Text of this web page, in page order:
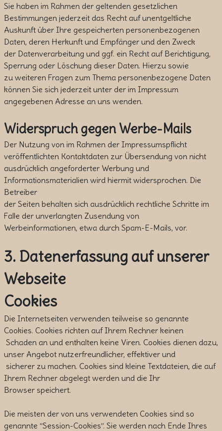
Sie haben im Rahmen der geltenden gesetzlichen
Bestimmungen jederzeit das Recht auf unentgeltliche
Auskunft über Ihre gespeicherten personenbezogenen
Daten, deren Herkunft und Empfänger und den Zweck
der Datenverarbeitung und ggf. ein Recht auf Berichtigung,
Sperrung oder Löschung dieser Daten. Hierzu sowie
zu weiteren Fragen zum Thema personenbezogene Daten
können Sie sich jederzeit unter der im Impressum
angegebenen Adresse an uns wenden.
Widerspruch gegen Werbe-Mails
Der Nutzung von im Rahmen der Impressumspflicht
veröffentlichten Kontaktdaten zur Übersendung von nicht
ausdrücklich angeforderter Werbung und
Informationsmaterialien wird hiermit widersprochen. Die
Betreiber
der Seiten behalten sich ausdrücklich rechtliche Schritte im
Falle der unverlangten Zusendung von
Werbeinformationen, etwa durch Spam-E-Mails, vor.
3. Datenerfassung auf unserer
Webseite
Cookies
Die Internetseiten verwenden teilweise so genannte
Cookies. Cookies richten auf Ihrem Rechner keinen
Schaden an und enthalten keine Viren. Cookies dienen dazu,
unser Angebot nutzerfreundlicher, effektiver und
sicherer zu machen. Cookies sind kleine Textdateien, die auf
Ihrem Rechner abgelegt werden und die Ihr
Browser speichert.
Die meisten der von uns verwendeten Cookies sind so
genannte “Session-Cookies”. Sie werden nach Ende Ihres